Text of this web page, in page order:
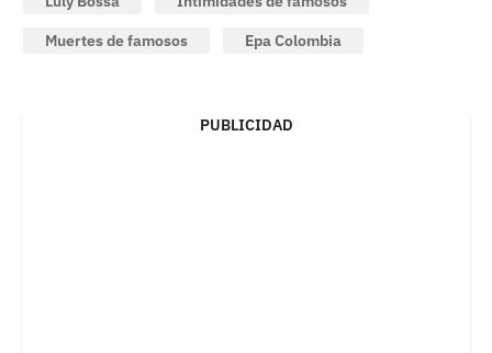
Muertes de famosos
Epa Colombia
PUBLICIDAD